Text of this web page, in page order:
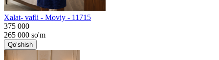
Хalat- vafli - Moviy - 11715
375 000
265 000 so'm
Qo‘shish